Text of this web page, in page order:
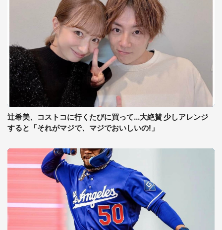
辻希美、コストコに行くたびに買って...大絶賛 少しアレンジ
すると「それがマジで、マジでおいしいの!」